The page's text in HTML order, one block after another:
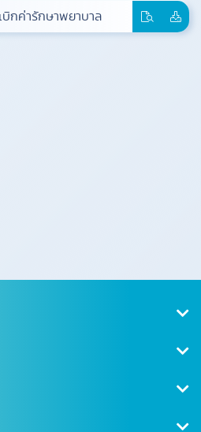
บิกค่ารักษาพยาบาล